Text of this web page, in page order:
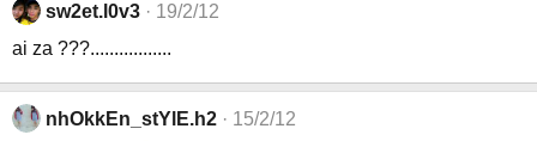
sw2et.l0v3
19/2/12
ai za ???.................
nhOkkEn_stYlE.h2
15/2/12